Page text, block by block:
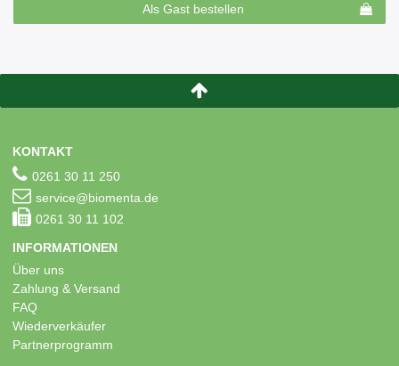
Als Gast bestellen
KONTAKT
0261 30 11 250
service@biomenta.de
0261 30 11 102
INFORMATIONEN
Über uns
Zahlung & Versand
FAQ
Wiederverkäufer
Partnerprogramm